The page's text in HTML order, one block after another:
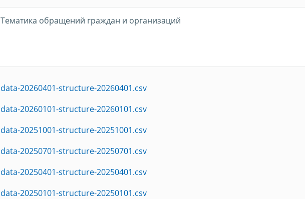
Тематика обращений граждан и организаций
data-20260401-structure-20260401.csv
data-20260101-structure-20260101.csv
data-20251001-structure-20251001.csv
data-20250701-structure-20250701.csv
data-20250401-structure-20250401.csv
data-20250101-structure-20250101.csv